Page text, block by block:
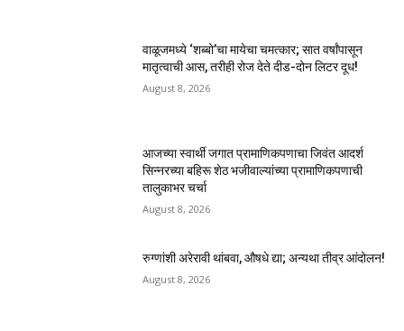
वाळूजमध्ये ‘शब्बो’चा मायेचा चमत्कार; सात वर्षांपासून
मातृत्वाची आस, तरीही रोज देते दीड-दोन लिटर दूध!
August 8, 2026
आजच्या स्वार्थी जगात प्रामाणिकपणाचा जिवंत आदर्श
सिन्नरच्या बहिरू शेठ भजीवाल्यांच्या प्रामाणिकपणाची
तालुकाभर चर्चा
August 8, 2026
रुग्णांशी अरेरावी थांबवा, औषधे द्या; अन्यथा तीव्र आंदोलन!
August 8, 2026